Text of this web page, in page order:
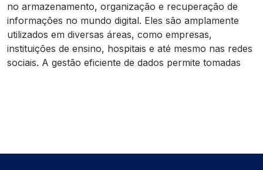
no armazenamento, organização e recuperação de
informações no mundo digital. Eles são amplamente
utilizados em diversas áreas, como empresas,
instituições de ensino, hospitais e até mesmo nas redes
sociais. A gestão eficiente de dados permite tomadas